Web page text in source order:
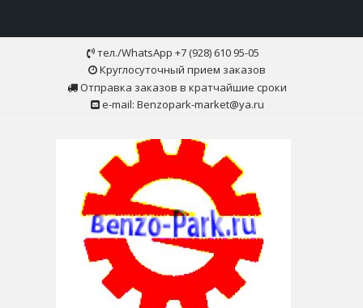
тел./WhatsApp +7 (928) 610 95-05
Круглосуточный прием заказов
Отправка заказов в кратчайшие сроки
e-mail: Benzopark-market@ya.ru